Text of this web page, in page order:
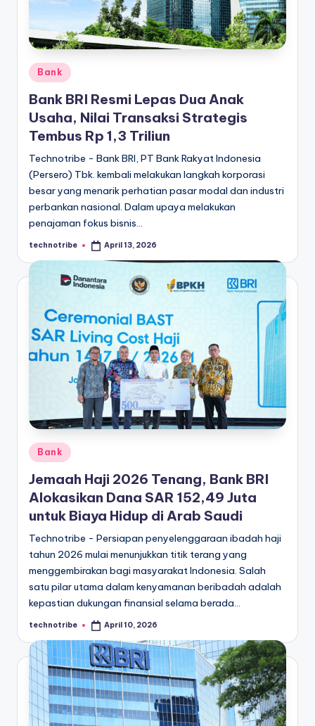
In
d
o
n
si
a
A
k
t
ekonomi
Indonesia
secara
cepat,
akurat,
dan
terpercaya.
Posted
in
Bank
Bank BRI Resmi Lepas Dua Anak
Usaha, Nilai Transaksi Strategis
Tembus Rp 1,3 Triliun
Technotribe - Bank BRI, PT Bank Rakyat Indonesia
(Persero) Tbk. kembali melakukan langkah korporasi
besar yang menarik perhatian pasar modal dan industri
perbankan nasional. Dalam upaya melakukan
penajaman fokus bisnis…
Posted
technotribe April 13, 2026
Posted
in
Bank
Jemaah Haji 2026 Tenang, Bank BRI
Alokasikan Dana SAR 152,49 Juta
untuk Biaya Hidup di Arab Saudi
Technotribe - Persiapan penyelenggaraan ibadah haji
tahun 2026 mulai menunjukkan titik terang yang
menggembirakan bagi masyarakat Indonesia. Salah
satu pilar utama dalam kenyamanan beribadah adalah
kepastian dukungan finansial selama berada…
Posted
technotribe April 10, 2026